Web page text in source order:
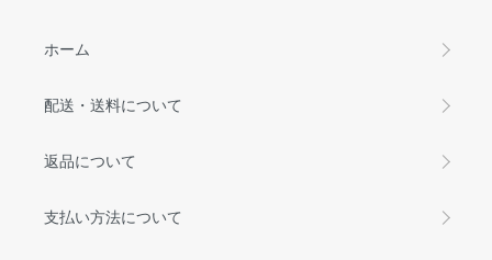
ホーム
配送・送料について
返品について
支払い方法について